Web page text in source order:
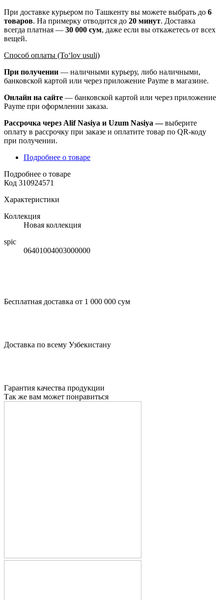
При доставке курьером по Ташкенту вы можете выбрать до 6
товаров. На примерку отводится до 20 минут. Доставка
всегда платная — 30 000 сум, даже если вы откажетесь от всех
вещей.
Способ оплаты (To‘lov usuli)
При получении — наличными курьеру, либо наличными,
банковской картой или через приложение Payme в магазине.
Онлайн на сайте — банковской картой или через приложение
Payme при оформлении заказа.
Рассрочка через Alif Nasiya и Uzum Nasiya —выберите
оплату в рассрочку при заказе и оплатите товар по QR-коду
при получении.
Подробнее о товаре
Подробнее о товаре
Код 310924571
Характеристики
Коллекция
Новая коллекция
spic
06401004003000000
Бесплатная доставка от 1 000 000 сум
Доставка по всему Узбекистану
Гарантия качества продукции
Так же вам может понравиться